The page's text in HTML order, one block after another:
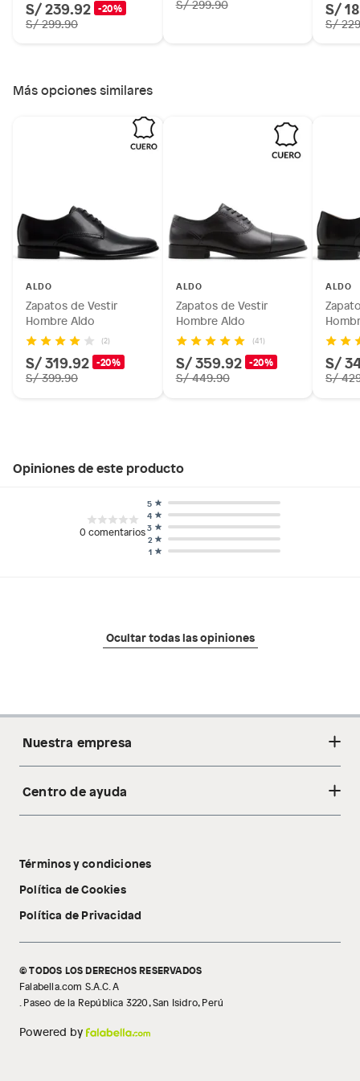
S/ 239.92 -20%
S/ 299.90
S/ 299.90 S/
S/
Más opciones similares
ALDO
Zapatos de Vestir
Hombre Aldo
(2)
S/ 319.92 -20%
S/ 399.90
ALDO
Zapatos de Vestir
Hombre Aldo
(41)
S/ 359.92 -20%
S/ 449.90
ALDO
S/
S/
Opiniones de este producto
0comentarios
1
2
3
4
5
Ocultar todas las opiniones
Nuestra empresa
Acerca de nosotros
Tecnología Pillow Walk
Centro de ayuda
Libro de reclamaciones
Términos y condiciones
Política de Cookies
Política de Privacidad
© TODOS LOS DERECHOS RESERVADOS
Falabella.com S.A.C. A
. Paseo de la República 3220, San Isidro, Perú
Powered by